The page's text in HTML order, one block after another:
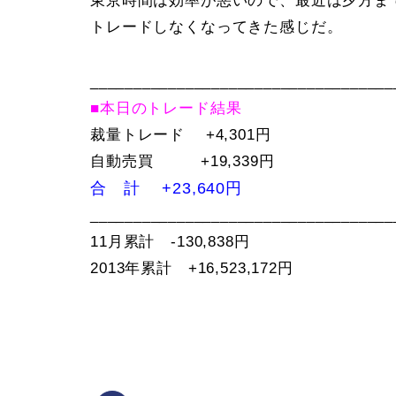
トレードしなくなってきた感じだ。
■本日のトレード結果
裁量トレード +4,301円
自動売買 +19,339円
合 計 +23,640円
11月累計 -130,838円
2013年累計 +16,523,172円